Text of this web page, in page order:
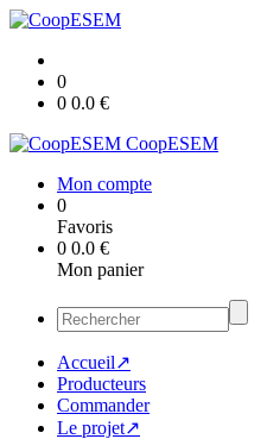
0
0 0.0 €
CoopESEM
Mon compte
0
Favoris
0 0.0 €
Mon panier
Accueil↗
Producteurs
Commander
Le projet↗